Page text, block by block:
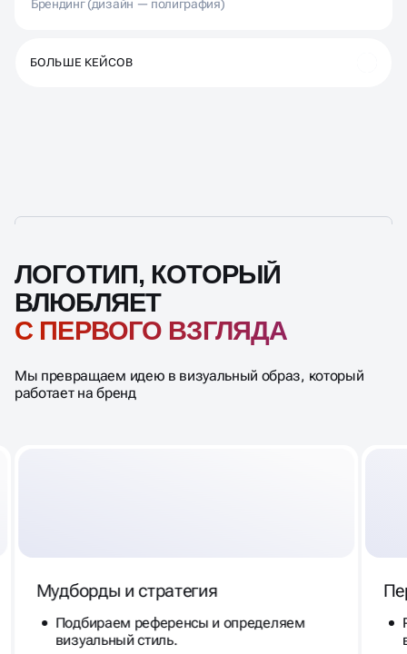
Брендинг (дизайн — полиграфия)
БОЛЬШЕ КЕЙСОВ
ЛОГОТИП, КОТОРЫЙ
ВЛЮБЛЯЕТ
С ПЕРВОГО ВЗГЛЯДА
Мы превращаем идею в визуальный образ, который
работает на бренд
Мудборды и стратегия
Подбираем референсы и определяем
визуальный стиль.